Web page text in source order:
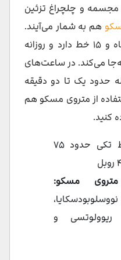
مجسمه و چلچراغ تزئین
هم به شمار می‌آیند.
حدود ۲۷۵ ایستگاه و ۱۵ خط دارد و روزانه
جابه‌جا می‌کند. در ساعت‌های
حدود یک تا دو دقیقه
از متروی مسکو هم
کنید.
بلیط تکی حدود ۷۵
متروی مسکو:
ریوولوتسی و